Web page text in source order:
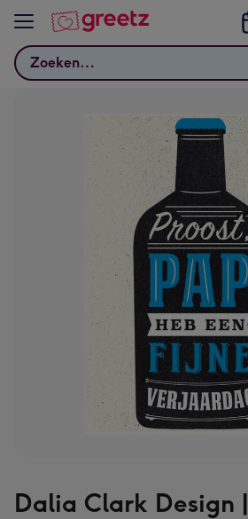
Bekijk meer
Zoeken
Dalia Clark Design |